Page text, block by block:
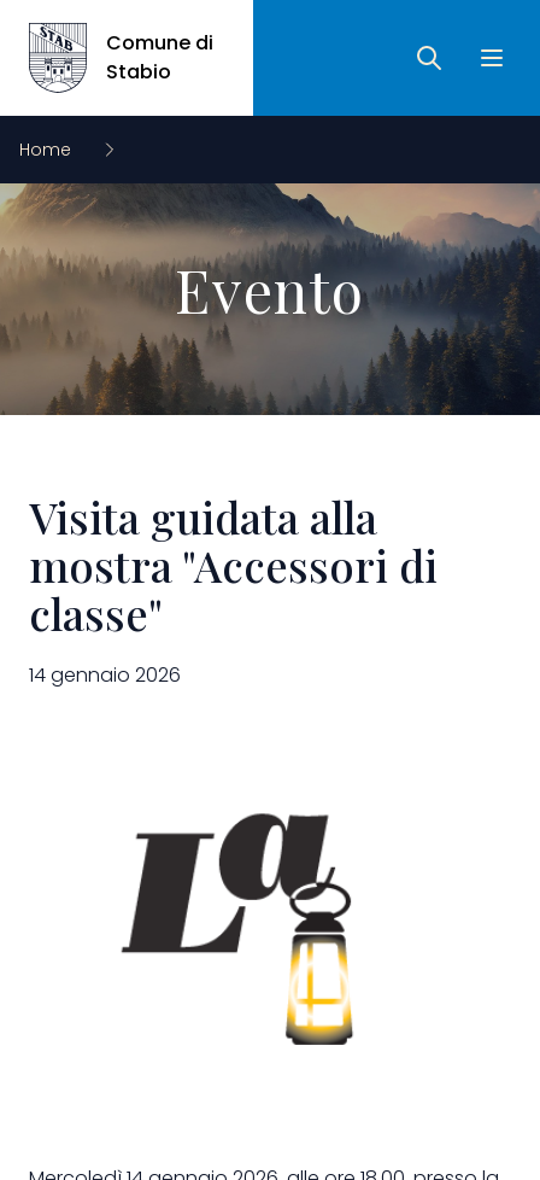
Comune di Stabio
Comune di
Stabio
RicercaApri
Home
Evento
Visita guidata alla
mostra "Accessori di
classe"
14 gennaio 2026